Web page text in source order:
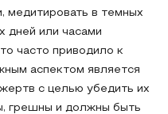
медитировать в темных
дней или часами
часто приводило к
аспектом является
с целью убедить их
грешны и должны быть